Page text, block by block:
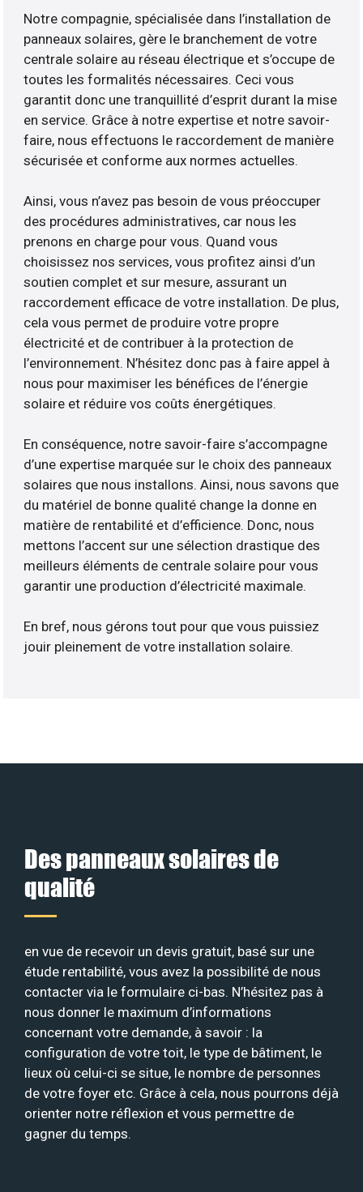
Notre compagnie, spécialisée dans l’installation de
panneaux solaires, gère le branchement de votre
centrale solaire au réseau électrique et s’occupe de
toutes les formalités nécessaires. Ceci vous
garantit donc une tranquillité d’esprit durant la mise
en service. Grâce à notre expertise et notre savoir-
faire, nous effectuons le raccordement de manière
sécurisée et conforme aux normes actuelles.
Ainsi, vous n’avez pas besoin de vous préoccuper
des procédures administratives, car nous les
prenons en charge pour vous. Quand vous
choisissez nos services, vous profitez ainsi d’un
soutien complet et sur mesure, assurant un
raccordement efficace de votre installation. De plus,
cela vous permet de produire votre propre
électricité et de contribuer à la protection de
l’environnement. N’hésitez donc pas à faire appel à
nous pour maximiser les bénéfices de l’énergie
solaire et réduire vos coûts énergétiques.
En conséquence, notre savoir-faire s’accompagne
d’une expertise marquée sur le choix des panneaux
solaires que nous installons. Ainsi, nous savons que
du matériel de bonne qualité change la donne en
matière de rentabilité et d’efficience. Donc, nous
mettons l’accent sur une sélection drastique des
meilleurs éléments de centrale solaire pour vous
garantir une production d’électricité maximale.
En bref, nous gérons tout pour que vous puissiez
jouir pleinement de votre installation solaire.
Des panneaux solaires de
qualité
en vue de recevoir un devis gratuit, basé sur une
étude rentabilité, vous avez la possibilité de nous
contacter via le formulaire ci-bas. N’hésitez pas à
nous donner le maximum d’informations
concernant votre demande, à savoir : la
configuration de votre toit, le type de bâtiment, le
lieux où celui-ci se situe, le nombre de personnes
de votre foyer etc. Grâce à cela, nous pourrons déjà
orienter notre réflexion et vous permettre de
gagner du temps.